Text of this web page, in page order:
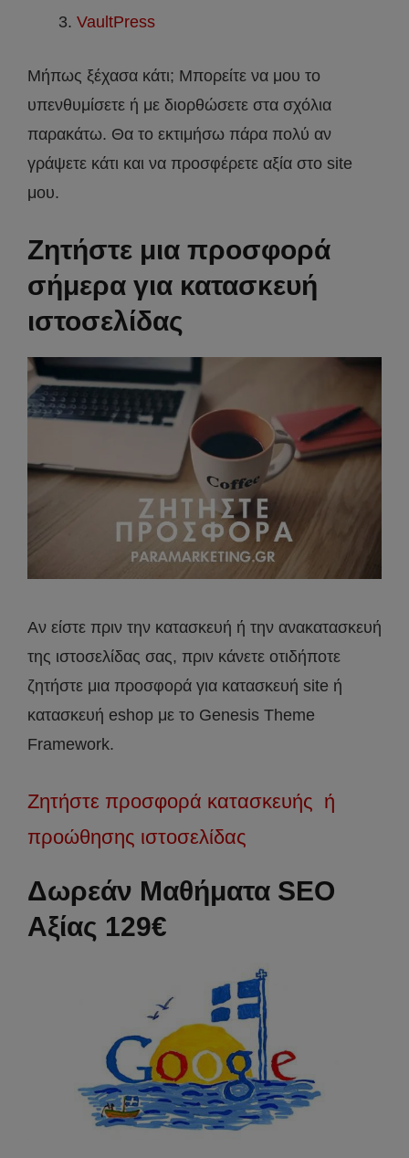
VaultPress
Μήπως ξέχασα κάτι; Μπορείτε να μου το
υπενθυμίσετε ή με διορθώσετε στα σχόλια
παρακάτω. Θα το εκτιμήσω πάρα πολύ αν
γράψετε κάτι και να προσφέρετε αξία στο site
μου.
Ζητήστε μια προσφορά
σήμερα για κατασκευή
ιστοσελίδας
Αν είστε πριν την κατασκευή ή την ανακατασκευή
της ιστοσελίδας σας, πριν κάνετε οτιδήποτε
ζητήστε μια προσφορά για κατασκευή site ή
κατασκευή eshop με το Genesis Theme
Framework.
Ζητήστε προσφορά κατασκευής ή
προώθησης ιστοσελίδας
Δωρεάν Μαθήματα SEO
Αξίας 129€